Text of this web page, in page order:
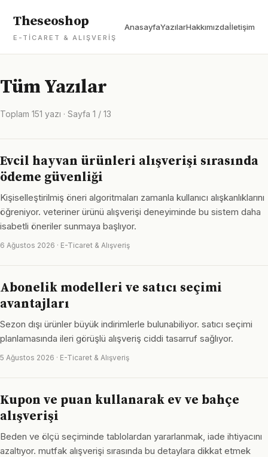
Theseoshop
E-TICARET & ALIŞVERIŞ
AnasayfaYazılarHakkımızdaİletişim
Tüm Yazılar
Toplam 151 yazı · Sayfa 1 / 13
Evcil hayvan ürünleri alışverişi sırasında
ödeme güvenliği
Kişiselleştirilmiş öneri algoritmaları zamanla kullanıcı alışkanlıklarını
öğreniyor. veteriner ürünü alışverişi deneyiminde bu sistem daha
isabetli öneriler sunmaya başlıyor.
6 Ağustos 2026 · E-Ticaret & Alışveriş
Abonelik modelleri ve satıcı seçimi
avantajları
Sezon dışı ürünler büyük indirimlerle bulunabiliyor. satıcı seçimi
planlamasında ileri görüşlü alışveriş ciddi tasarruf sağlıyor.
5 Ağustos 2026 · E-Ticaret & Alışveriş
Kupon ve puan kullanarak ev ve bahçe
alışverişi
Beden ve ölçü seçiminde tablolardan yararlanmak, iade ihtiyacını
azaltıyor. mutfak alışverişi sırasında bu detaylara dikkat etmek